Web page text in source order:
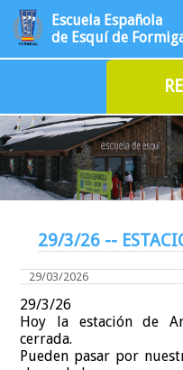
Escuela Española
de Esquí de
29/3/26 --
29/03/2026
29/3/26
Hoy la estación de
cerrada.
Pueden pasar por